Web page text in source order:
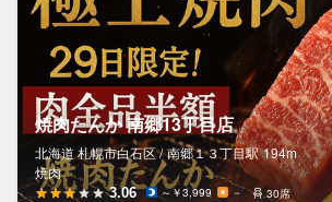
焼肉たんか 南郷13丁目店
北海道 札幌市白石区 / 南郷１３丁目駅 194m
焼肉
3.06 ～￥3,999 － 30席